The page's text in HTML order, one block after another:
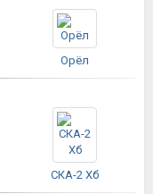
Орёл
СКА-2 Хб